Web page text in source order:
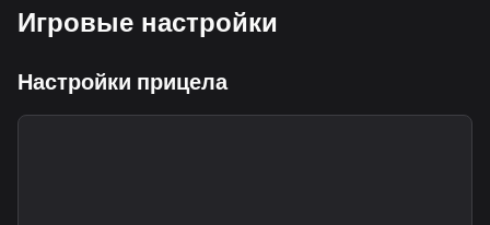
Игровые настройки
Настройки прицела